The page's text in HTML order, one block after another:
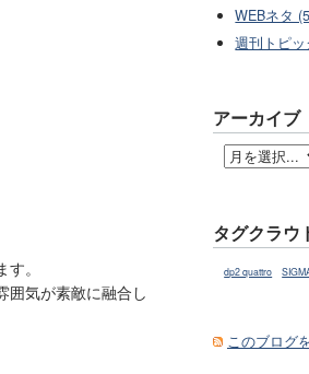
。
囲気が素敵に融合し
WEBネタ
週刊トピ
アーカイブ
タグクラウ
dp2 quattro
このブログ